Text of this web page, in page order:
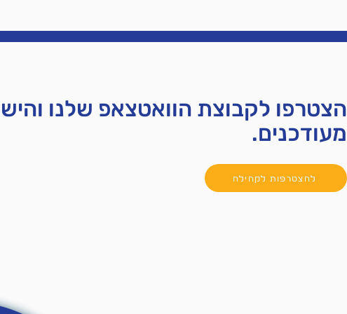
הצטרפו לקבוצת הוואטצאפ שלנו
מעודכנים.
להצטרפות לקהילה